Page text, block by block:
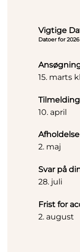
Vigtige
Datoer for 2026
15. marts
10. april
Afholdelse
2. maj
Svar på
28. juli
Frist for
2. august